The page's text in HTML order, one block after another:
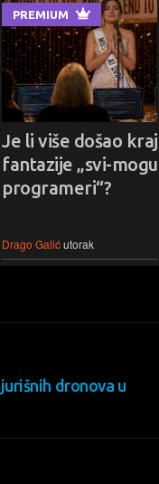
PREMIUM
Je li više došao kraj
fantazije „svi-
programeri“?
Drago Galićutorak
dronova u